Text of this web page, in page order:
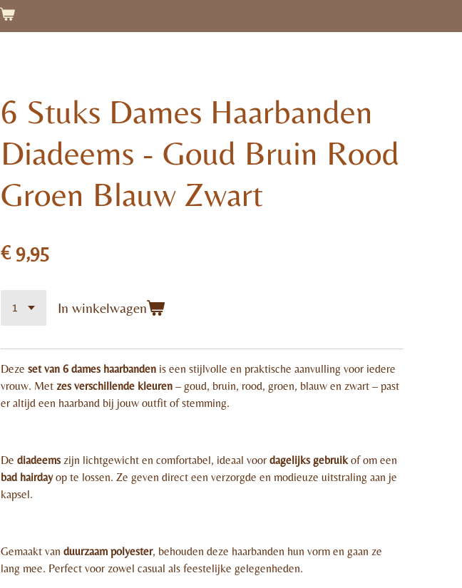
6 Stuks Dames Haarbanden
Diadeems - Goud Bruin Rood
Groen Blauw Zwart
€ 9,95
In winkelwagen
Deze set van 6 dames haarbanden is een stijlvolle en praktische aanvulling voor iedere
vrouw. Met zes verschillende kleuren – goud, bruin, rood, groen, blauw en zwart – past
er altijd een haarband bij jouw outfit of stemming.
De diadeems zijn lichtgewicht en comfortabel, ideaal voor dagelijks gebruikof om een
bad hairdayop te lossen. Ze geven direct een verzorgde en modieuze uitstraling aan je
kapsel.
Gemaakt van duurzaam polyester, behouden deze haarbanden hun vorm en gaan ze
lang mee. Perfect voor zowel casual als feestelijke gelegenheden.